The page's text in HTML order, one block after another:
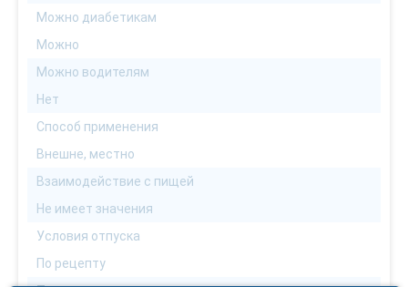
Можно диабетикам
Можно
Можно водителям
Нет
Способ применения
Внешне, местно
Взаимодействие с пищей
Не имеет значения
Условия отпуска
По рецепту